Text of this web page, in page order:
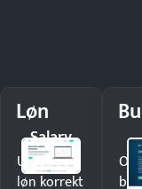
Løn
Salary
Udbetal
løn korrekt